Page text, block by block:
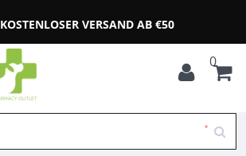
KOSTENLOSER VERSAND AB €50
0